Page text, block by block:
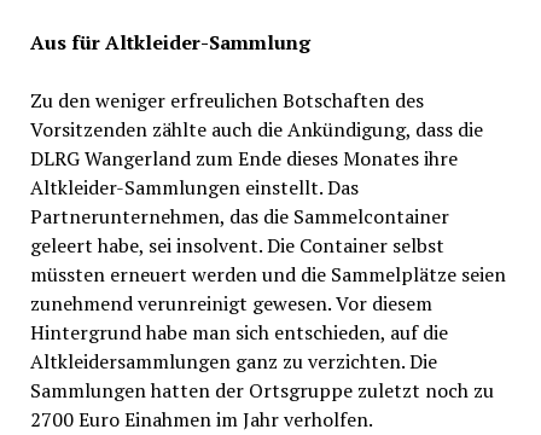
Aus für Altkleider-Sammlung
Zu den weniger erfreulichen Botschaften des
Vorsitzenden zählte auch die Ankündigung, dass die
DLRG Wangerland zum Ende dieses Monates ihre
Altkleider-Sammlungen einstellt. Das
Partnerunternehmen, das die Sammelcontainer
geleert habe, sei insolvent. Die Container selbst
müssten erneuert werden und die Sammelplätze seien
zunehmend verunreinigt gewesen. Vor diesem
Hintergrund habe man sich entschieden, auf die
Altkleidersammlungen ganz zu verzichten. Die
Sammlungen hatten der Ortsgruppe zuletzt noch zu
2700 Euro Einahmen im Jahr verholfen.